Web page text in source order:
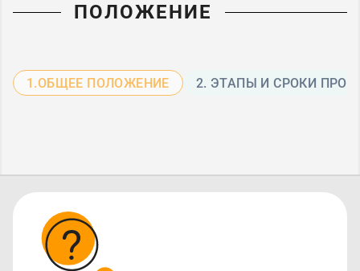
ПОЛОЖЕНИЕ
1.ОБЩЕЕ ПОЛОЖЕНИЕ 2. ЭТАПЫ И СРОКИ